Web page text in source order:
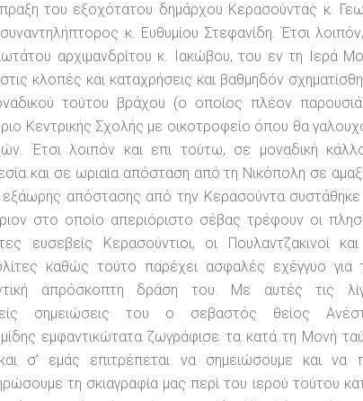
του εξοχότατου δημάρχου Κερασούντας κ.
κ. Ευθυμίου Στεφανίδη. Έτσι
αρχιμανδρίτου κ. Ιακώβου, του εν τη Ιερά
κλοπές και καταχρήσεις και βαθμηδόν
τούτου βράχου (ο οποίος πλέον
Κεντρικής Σχολής με οικοτροφείο όπου θα
Έτσι λοιπόν και επι τούτω, σε μοναδική
και σε ωριαία απόσταση από τη Νικόπολη σε
απόστασης από την Κερασούντα
στο οποίο απεριόριστο σέβας τρέφουν οι
ευσεβείς Κερασούντιοι, οι Πουλαντζακινοί
καθώς τούτο παρέχει ασφαλές εχέγγυο για
απρόσκοπτη δράση του. Με αυτές τις
σημειώσεις του ο σεβαστός θείος
εμφαντικώτατα ζωγράφισε τα κατά τη Μονή
σ’ εμάς επιτρέπεται να σημειώσουμε και να
τη σκιαγραφία μας περί του ιερού τούτου